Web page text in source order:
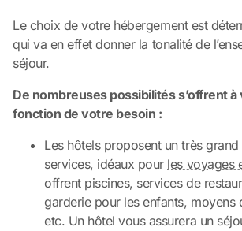
Le choix de votre hébergement est
qui va en effet donner la tonalité de
séjour.
De nombreuses possibilités s’offrent à
fonction de votre besoin :
Les hôtels proposent un très
services, idéaux pour les voyages
offrent piscines, services de
garderie pour les enfants, moyens
etc. Un hôtel vous assurera un